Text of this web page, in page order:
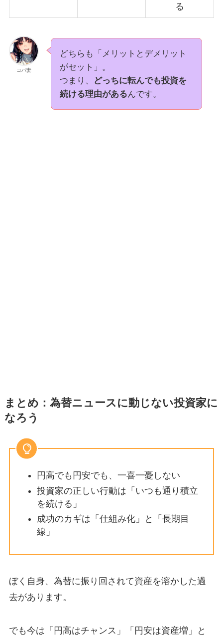
る
コバ妻
どちらも「メリットとデメリット
がセット」。
つまり、
どっちに転んでも投資を
続ける理由があるんです。
まとめ：為替ニュースに動じない投資家に
なろう
円高でも円安でも、一喜一憂しない
投資家の正しい行動は「いつも通り積立
を続ける」
成功のカギは「仕組み化」と「長期目
線」
ぼく自身、為替に振り回されて資産を溶かした過
去があります。
でも今は「円高はチャンス」「円安は資産増」と